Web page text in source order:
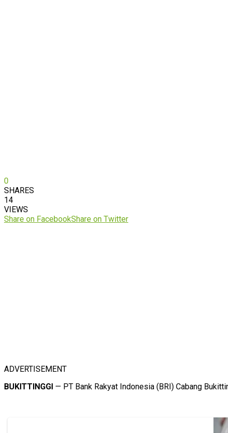
0
SHARES
14
VIEWS
Share on FacebookShare on Twitter
ADVERTISEMENT
BUKITTINGGI — PT Bank Rakyat Indonesia (BRI) Cabang